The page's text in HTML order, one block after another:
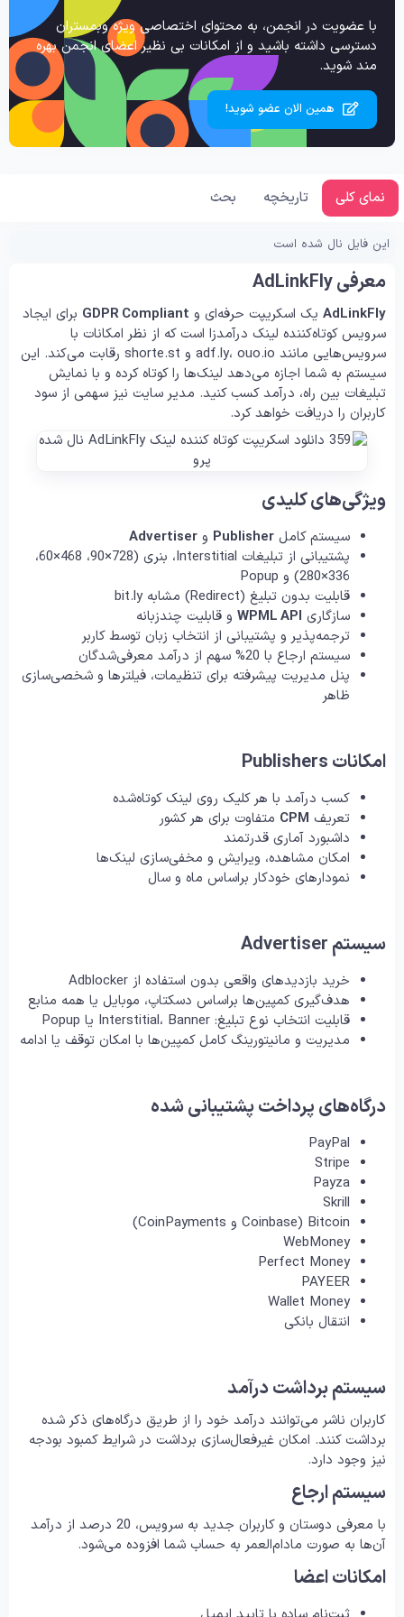
با عضویت در انجمن، به محتوای اختصاصی ویژه وبمستران
دسترسی داشته باشید و از امکانات بی نظیر اعضای انجمن بهره
مند شوید.
همین الان عضو شوید!
نمای کلی تاریخچه بحث
این فایل نال شده است
معرفی AdLinkFly
AdLinkFly یک اسکریپت حرفه‌ای و GDPR Compliant برای ایجاد
سرویس کوتاه‌کننده لینک درآمدزا است که از نظر امکانات با
سرویس‌هایی مانند adf.ly، ouo.io و shorte.st رقابت می‌کند. این
سیستم به شما اجازه می‌دهد لینک‌ها را کوتاه کرده و با نمایش
تبلیغات بین راه، درآمد کسب کنید. مدیر سایت نیز سهمی از سود
کاربران را دریافت خواهد کرد.
ویژگی‌های کلیدی
سیستم کامل Publisher و Advertiser
پشتیبانی از تبلیغات Interstitial، بنری (728×90، 468×60،
336×280) و Popup
قابلیت بدون تبلیغ (Redirect) مشابه bit.ly
سازگاری WPML API و قابلیت چندزبانه
ترجمه‌پذیر و پشتیبانی از انتخاب زبان توسط کاربر
سیستم ارجاع با 20% سهم از درآمد معرفی‌شدگان
پنل مدیریت پیشرفته برای تنظیمات، فیلترها و شخصی‌سازی
ظاهر
امکانات Publishers
کسب درآمد با هر کلیک روی لینک کوتاه‌شده
تعریف CPM متفاوت برای هر کشور
داشبورد آماری قدرتمند
امکان مشاهده، ویرایش و مخفی‌سازی لینک‌ها
نمودارهای خودکار براساس ماه و سال
سیستم Advertiser
خرید بازدیدهای واقعی بدون استفاده از Adblocker
هدف‌گیری کمپین‌ها براساس دسکتاپ، موبایل یا همه منابع
قابلیت انتخاب نوع تبلیغ: Interstitial، Banner یا Popup
مدیریت و مانیتورینگ کامل کمپین‌ها با امکان توقف یا ادامه
درگاه‌های پرداخت پشتیبانی شده
PayPal
Stripe
Payza
Skrill
Bitcoin (Coinbase و CoinPayments)
WebMoney
Perfect Money
PAYEER
Wallet Money
انتقال بانکی
سیستم برداشت درآمد
کاربران ناشر می‌توانند درآمد خود را از طریق درگاه‌های ذکر شده
برداشت کنند. امکان غیرفعال‌سازی برداشت در شرایط کمبود بودجه
نیز وجود دارد.
سیستم ارجاع
با معرفی دوستان و کاربران جدید به سرویس، 20 درصد از درآمد
آن‌ها به صورت مادام‌العمر به حساب شما افزوده می‌شود.
امکانات اعضا